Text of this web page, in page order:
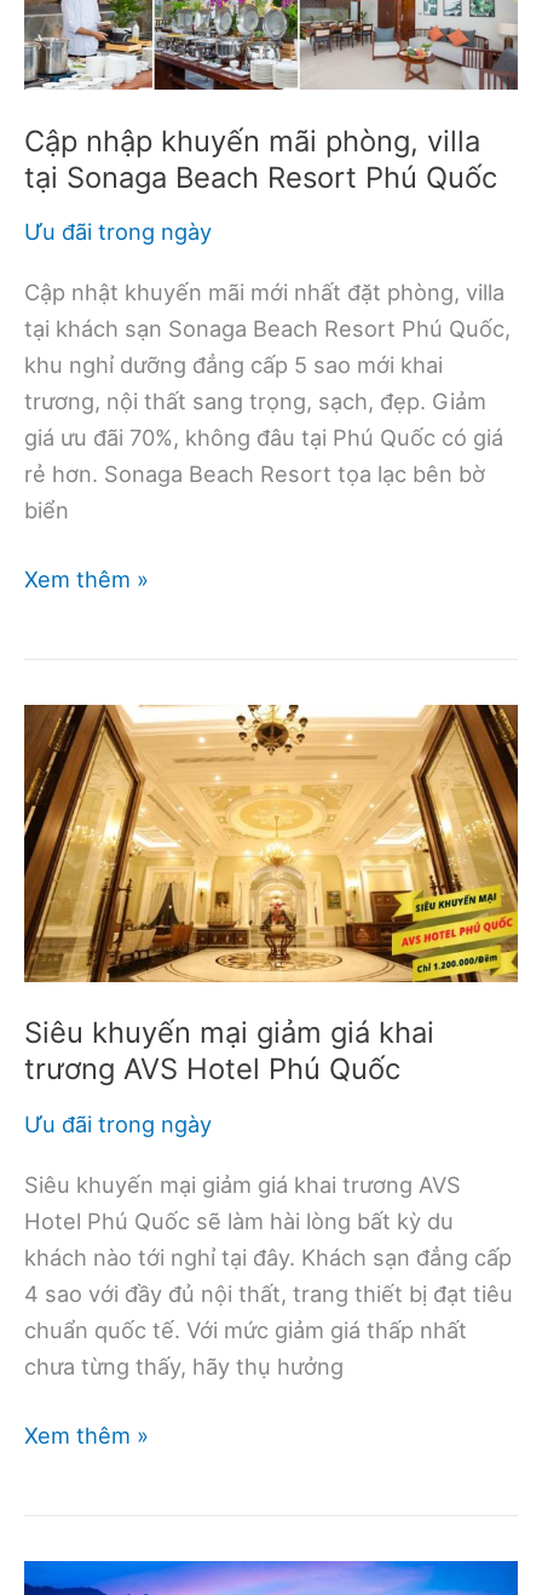
Châu
Resort
Cập nhập khuyến mãi phòng, villa
tại Sonaga Beach Resort Phú Quốc
Ưu đãi trong ngày
Cập nhật khuyến mãi mới nhất đặt phòng, villa
tại khách sạn Sonaga Beach Resort Phú Quốc,
khu nghỉ dưỡng đẳng cấp 5 sao mới khai
trương, nội thất sang trọng, sạch, đẹp. Giảm
giá ưu đãi 70%, không đâu tại Phú Quốc có giá
rẻ hơn. Sonaga Beach Resort tọa lạc bên bờ
biển
Cập
phòng,
villa
tại
Sonaga
Beach
Resort
Phú
Quốc
Xem thêm »
Siêu khuyến mại giảm giá khai
trương AVS Hotel Phú Quốc
Ưu đãi trong ngày
Siêu khuyến mại giảm giá khai trương AVS
Hotel Phú Quốc sẽ làm hài lòng bất kỳ du
khách nào tới nghỉ tại đây. Khách sạn đẳng cấp
4 sao với đầy đủ nội thất, trang thiết bị đạt tiêu
chuẩn quốc tế. Với mức giảm giá thấp nhất
chưa từng thấy, hãy thụ hưởng
Siêu
giá
Xem thêm »